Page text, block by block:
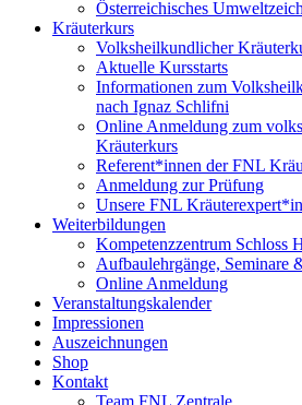
Österreichisches
Kräuterkurs
Volksheilkundlicher
Aktuelle Kursstarts
Informationen zum
nach Ignaz Schlifni
Online Anmeldung zum
Kräuterkurs
Referent*innen der FNL
Anmeldung zur Prüfung
Unsere FNL
Weiterbildungen
Kompetenzzentrum Schloss
Aufbaulehrgänge, Seminare
Online Anmeldung
Veranstaltungskalender
Impressionen
Auszeichnungen
Shop
Kontakt
Team FNL Zentrale